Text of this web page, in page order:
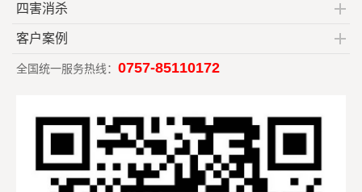
四害消杀
客户案例
全国统一服务热线： 0757-85110172